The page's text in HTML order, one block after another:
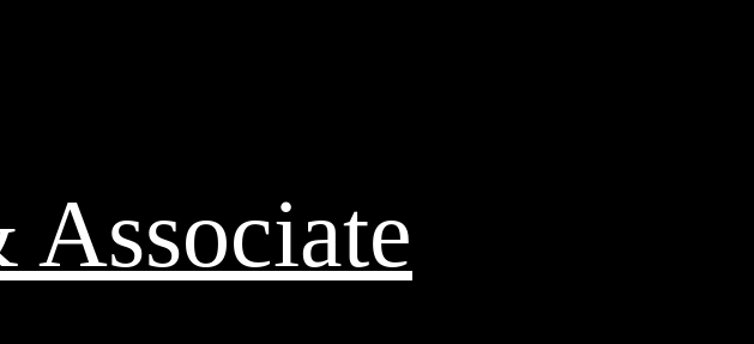
Associate